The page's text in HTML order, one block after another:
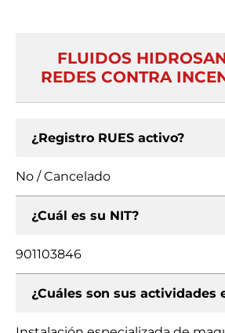
FLUIDOS
REDES CONTRA
¿Registro RUES activo?
No / Cancelado
¿Cuál es su NIT?
901103846
¿Cuáles son sus actividades